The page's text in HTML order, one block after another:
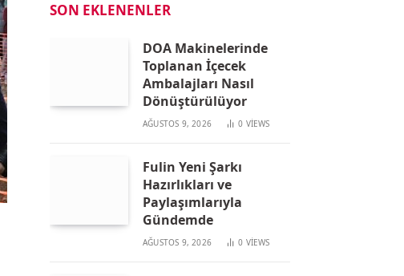
SON EKLENENLER
DOA Makinelerinde
Toplanan İçecek
Ambalajları Nasıl
Dönüştürülüyor
AĞUSTOS 9, 2026 0 VIEWS
Fulin Yeni Şarkı
Hazırlıkları ve
Paylaşımlarıyla
Gündemde
AĞUSTOS 9, 2026 0 VIEWS